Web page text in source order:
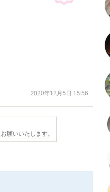
2020年12月5日 15:56
願いいたします。